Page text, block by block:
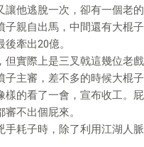
他逃脫一次，卻有一個老
子親自出馬，中間還有大棍
牽出20億。
但實際上是三叉戟這幾位老
子主審，差不多的時候大棍
的看了一會，宣布收工。
不出個屁來。
手耗子時，除了利用江湖人